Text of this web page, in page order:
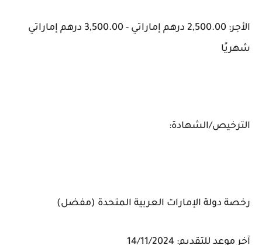
الأجر: 2,500.00 درهم إماراتي - 3,500.00 درهم إماراتي
شهريًا
الترخيص/الشهادة:
رخصة دولة الإمارات العربية المتحدة (مفضل)
آخر موعد للتقديم: 14/11/2024